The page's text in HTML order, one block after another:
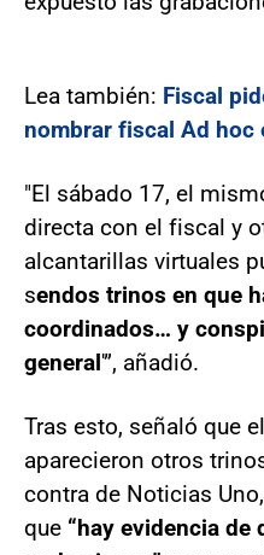
Lea también: Fiscal
nombrar fiscal Ad hoc
"El sábado 17, el
directa con el fiscal y
alcantarillas virtuales
sendos trinos en que
coordinados… y
general'”, añadió.
Tras esto, señaló que
aparecieron otros
contra de Noticias
que “hay evidencia de